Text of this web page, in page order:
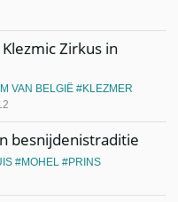
Zirkus in
VAN BELGIË KLEZMER
besnijdenistraditie
MOHEL PRINS